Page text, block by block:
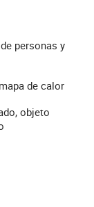
personas y
de calor
objeto